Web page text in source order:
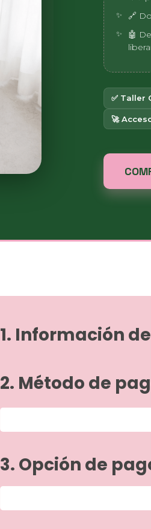
🔗
🤖
✅ Taller
🚀
1. Información
2. Método de
3. Opción de